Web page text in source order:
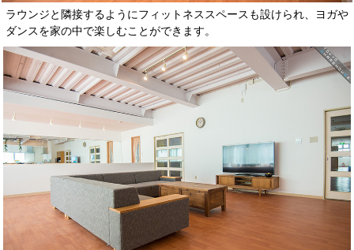
ラウンジと隣接するようにフィットネススペースも設けられ、ヨガや
ダンスを家の中で楽しむことができます。